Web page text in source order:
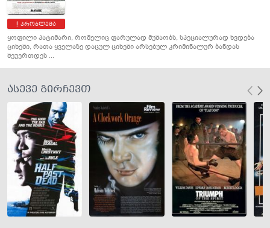
პრობლემა
ყოფილი პატიმარი, რომელიც ფარულად მუშაობს, სპეციალურად ხვდება
ციხეში, რათა ყველაზე დაცულ ციხეში არსებულ კრიმინალურ ბანდას
შეუერთდეს ...
ასევე გირჩევთ